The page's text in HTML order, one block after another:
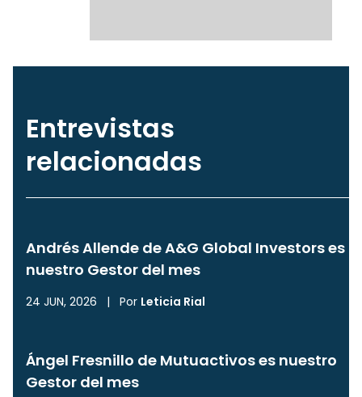
Entrevistas
relacionadas
Andrés Allende de A&G Global Investors es
nuestro Gestor del mes
24 JUN, 2026 | Por Leticia Rial
Ángel Fresnillo de Mutuactivos es nuestro
Gestor del mes